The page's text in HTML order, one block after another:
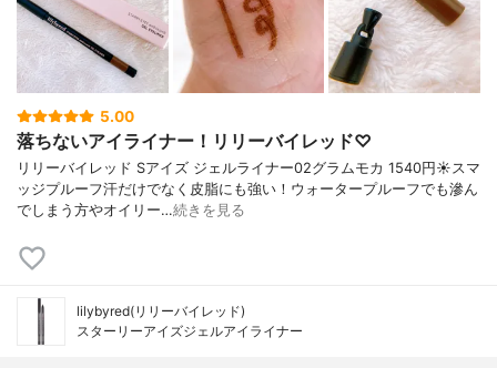
5.00
落ちないアイライナー！リリーバイレッド♡
リリーバイレッド Sアイズ ジェルライナー02グラムモカ 1540円☀️スマ
ッジプルーフ汗だけでなく皮脂にも強い！ウォータープルーフでも滲ん
でしまう方やオイリー…続きを見る
lilybyred(リリーバイレッド)
スターリーアイズジェルアイライナー